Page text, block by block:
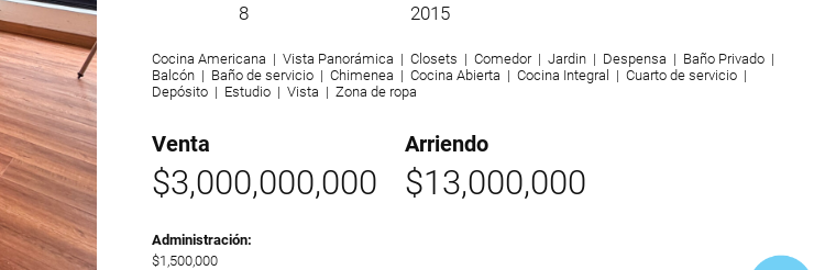
8 2015
Cocina Americana | Vista Panorámica | Closets | Comedor | Jardin | Despensa | Baño Privado |
Balcón | Baño de servicio | Chimenea | Cocina Abierta | Cocina Integral | Cuarto de servicio |
Depósito | Estudio | Vista | Zona de ropa
Venta
$3,000,000,000
Arriendo
$13,000,000
Administración:
$1,500,000